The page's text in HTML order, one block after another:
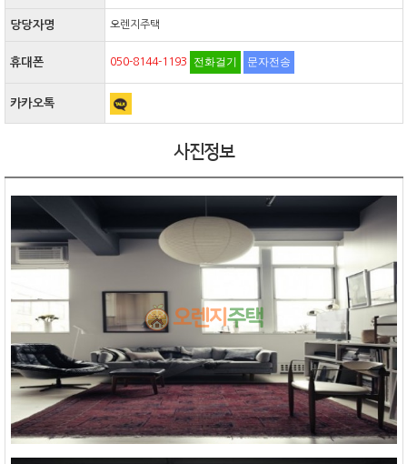
당당자명 오렌지주택
휴대폰 050-8144-1193 전화걸기 문자전송
카카오톡
사진정보